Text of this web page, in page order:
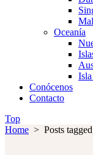
Oceanía
Isla
Conócenos
Contacto
Top
Home > Posts